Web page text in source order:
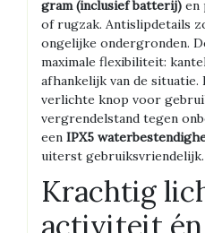
gram (inclusief batterij) en
of rugzak. Antislipdetails
ongelijke ondergronden.
maximale flexibiliteit:
afhankelijk van de situatie.
verlichte knop voor
vergrendelstand tegen
een IPX5
uiterst gebruiksvriendelijk.
Krachtig
activiteit én